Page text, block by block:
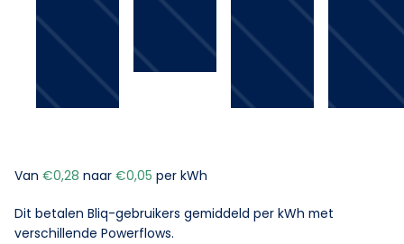
Van €0,28 naar €0,05 per kWh
Dit betalen Bliq-gebruikers gemiddeld per kWh met
verschillende Powerflows.